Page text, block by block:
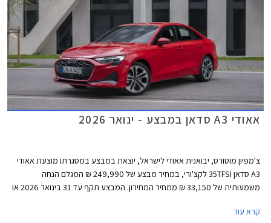
אאודי A3 סדאן במבצע - ינואר 2026
צ'מפיון מוטורס, יבואנית אאודי לישראל, יוצאת במבצע במסגרתו מוצעת אאודי
A3 סדאן 35TFSI לקצ'ורי, במחיר מבצע של 249,990 ₪ המגלם הנחה
משמעותית של 33,150 ₪ ממחיר המחירון. המבצע תקף עד 31 בינואר 2026 או
קרא עוד